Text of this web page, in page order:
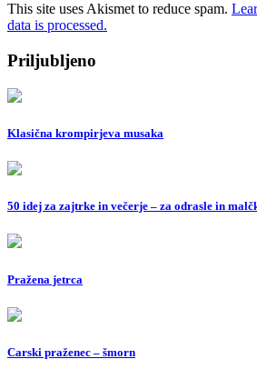
This site uses Akismet to reduce spam.
data is processed.
Priljubljeno
Klasična krompirjeva musaka
50 idej za zajtrke in večerje – za odrasle in
Pražena jetrca
Carski praženec – šmorn